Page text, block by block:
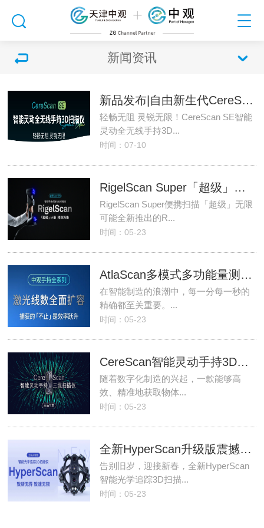
新闻资讯
新品发布|自由新生代CereScan SE：无线灵动新形态！
轻畅无阻 灵锐无限！CereScan SE智能
灵动全无线手持3D...
时间：07-10
RigelScan Super「超级」计量，新品发布，精测万象！
RigelScan Super便携扫描「超级」无限
可能全新推出的R...
时间：05-23
AtlaScan多模式多功能量测3D扫描仪，工业级手持激光扫描利器!
在智能制造的浪潮中，每一分每一秒的
精确都至关重要。...
时间：05-23
CereScan智能灵动手持3D扫描仪，引领数字化测量新风尚！
随着数字化制造的兴起，一款能够高
效、精准地获取物体...
时间：05-23
全新HyperScan升级版震撼登场,开启智能扫描新篇章!
告别旧岁，迎接新春，全新HyperScan
智能光学追踪3D扫描...
时间：05-23